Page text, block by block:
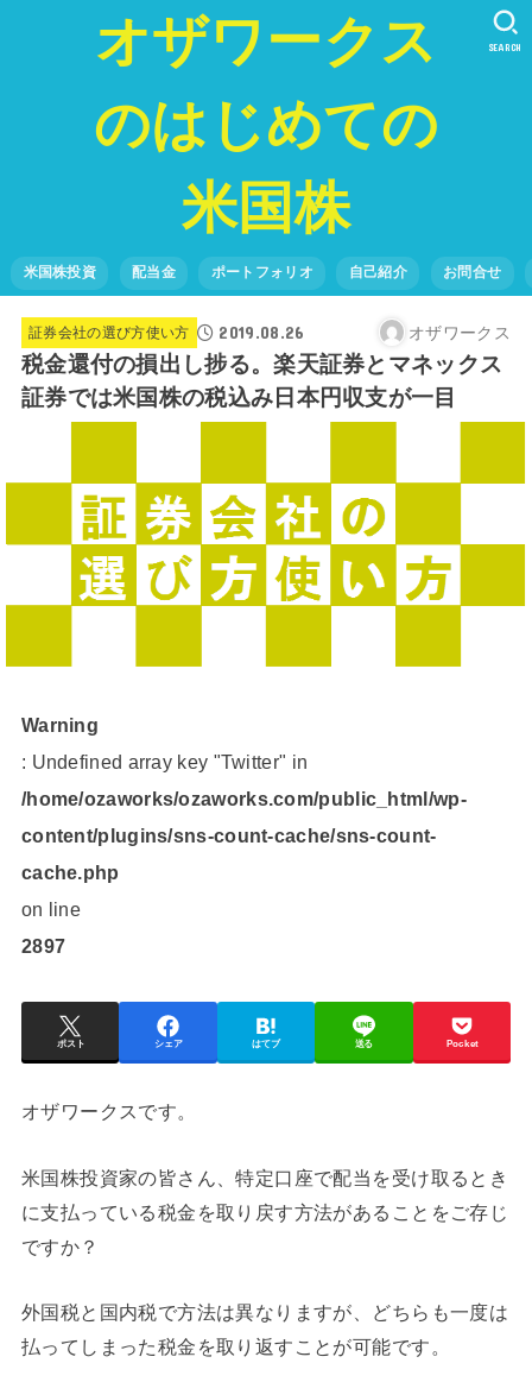
オザワークス
のはじめての
米国株
米国株投資 配当金 ポートフォリオ 自己紹介 お問合せ
SEARCH
証券会社の選び方使い方 2019.08.26 オザワークス
税金還付の損出し捗る。楽天証券とマネックス
証券では米国株の税込み日本円収支が一目
Warning
: Undefined array key "Twitter" in
/home/ozaworks/ozaworks.com/public_html/wp-
content/plugins/sns-count-cache/sns-count-
cache.php
on line
2897
ポスト シェア はてブ 送る Pocket
オザワークスです。
米国株投資家の皆さん、特定口座で配当を受け取るとき
に支払っている税金を取り戻す方法があることをご存じ
ですか？
外国税と国内税で方法は異なりますが、どちらも一度は
払ってしまった税金を取り返すことが可能です。